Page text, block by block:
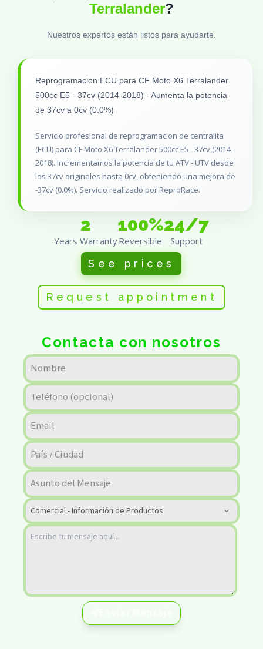
Terralander?
Nuestros expertos están listos para ayudarte.
Reprogramacion ECU para CF Moto X6 Terralander
500cc E5 - 37cv (2014-2018) - Aumenta la potencia
de 37cv a 0cv (0.0%)
Servicio profesional de reprogramacion de centralita
(ECU) para CF Moto X6 Terralander 500cc E5 - 37cv (2014-
2018). Incrementamos la potencia de tu ATV - UTV desde
los 37cv originales hasta 0cv, obteniendo una mejora de
-37cv (0.0%). Servicio realizado por ReproRace.
2
Years Warranty
100%
Reversible
24/7
Support
See prices
Request appointment
Contacta con nosotros